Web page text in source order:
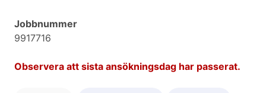
Jobbnummer
9917716
Observera att sista ansökningsdag har passerat.